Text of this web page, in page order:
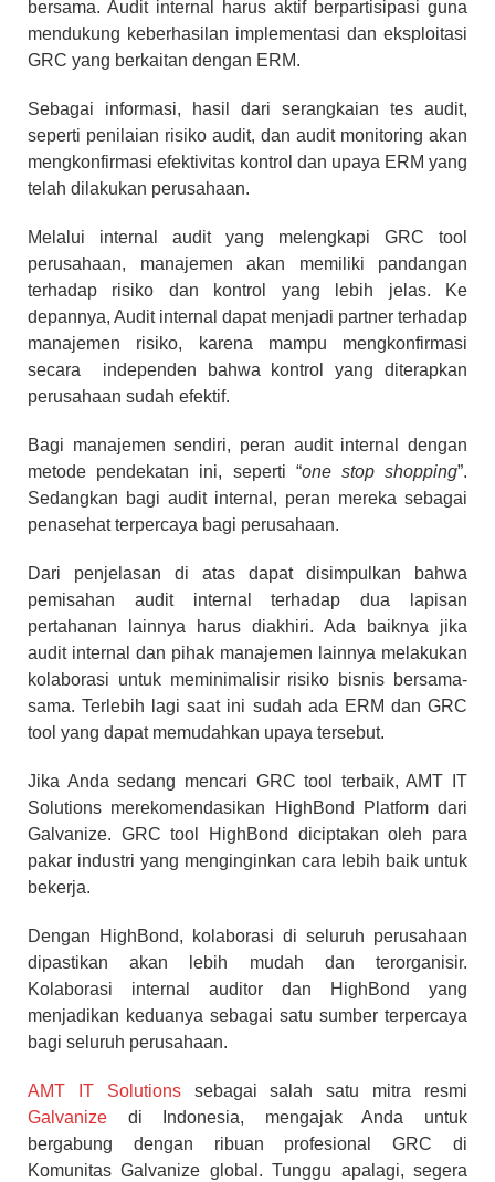
bersama. Audit internal harus aktif berpartisipasi guna
mendukung keberhasilan implementasi dan eksploitasi
GRC yang berkaitan dengan ERM.
Sebagai informasi, hasil dari serangkaian tes audit,
seperti penilaian risiko audit, dan audit monitoring akan
mengkonfirmasi efektivitas kontrol dan upaya ERM yang
telah dilakukan perusahaan.
Melalui internal audit yang melengkapi GRC tool
perusahaan, manajemen akan memiliki pandangan
terhadap risiko dan kontrol yang lebih jelas. Ke
depannya, Audit internal dapat menjadi partner terhadap
manajemen risiko, karena mampu mengkonfirmasi
secara independen bahwa kontrol yang diterapkan
perusahaan sudah efektif.
Bagi manajemen sendiri, peran audit internal dengan
metode pendekatan ini, seperti “one stop shopping”.
Sedangkan bagi audit internal, peran mereka sebagai
penasehat terpercaya bagi perusahaan.
Dari penjelasan di atas dapat disimpulkan bahwa
pemisahan audit internal terhadap dua lapisan
pertahanan lainnya harus diakhiri. Ada baiknya jika
audit internal dan pihak manajemen lainnya melakukan
kolaborasi untuk meminimalisir risiko bisnis bersama-
sama. Terlebih lagi saat ini sudah ada ERM dan GRC
tool yang dapat memudahkan upaya tersebut.
Jika Anda sedang mencari GRC tool terbaik, AMT IT
Solutions merekomendasikan HighBond Platform dari
Galvanize. GRC tool HighBond diciptakan oleh para
pakar industri yang menginginkan cara lebih baik untuk
bekerja.
Dengan HighBond, kolaborasi di seluruh perusahaan
dipastikan akan lebih mudah dan terorganisir.
Kolaborasi internal auditor dan HighBond yang
menjadikan keduanya sebagai satu sumber terpercaya
bagi seluruh perusahaan.
AMT IT Solutionssebagai salah satu mitra resmi
Galvanize di Indonesia, mengajak Anda untuk
bergabung dengan ribuan profesional GRC di
Komunitas Galvanize global. Tunggu apalagi, segera